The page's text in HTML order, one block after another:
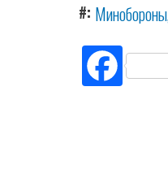
# Минобороны
Fac
ebo